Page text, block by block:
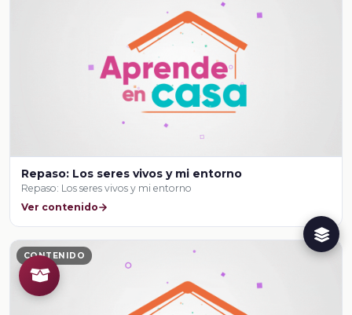
Repaso: Los seres vivos y mi entorno
Repaso: Los seres vivos y mi entorno
Ver contenido
CONTENIDO